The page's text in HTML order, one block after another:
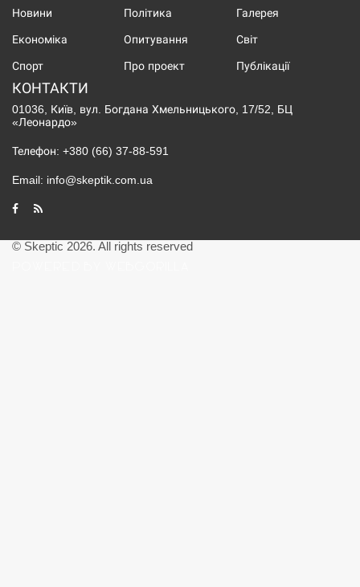
Новини Політика Галерея
Економіка Опитування Світ
Спорт Про проект Публікації
КОНТАКТИ
01036, Київ, вул. Богдана Хмельницького, 17/52, БЦ
«Леонардо»
Телефон: +380 (66) 37-88-591
Email: info@skeptik.com.ua
© Skeptic 2026. All rights reserved